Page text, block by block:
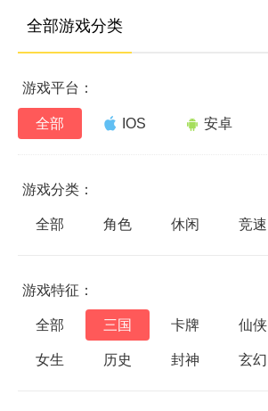
全部游戏分类
游戏平台：
全部 IOS 安卓
游戏分类：
全部 角色 休闲 竞速
游戏特征：
全部 三国 卡牌 仙侠
女生 历史 封神 玄幻